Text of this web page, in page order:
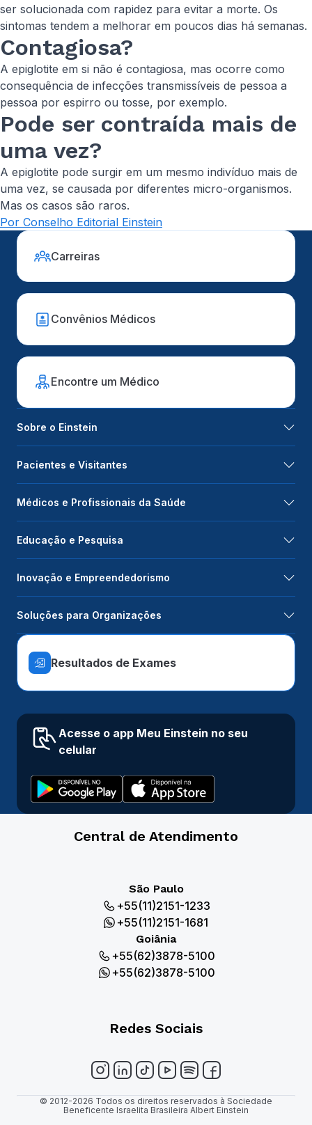
ser solucionada com rapidez para evitar a morte. Os
sintomas tendem a melhorar em poucos dias há semanas.
Contagiosa?
A epiglotite em si não é contagiosa, mas ocorre como
consequência de infecções transmissíveis de pessoa a
pessoa por espirro ou tosse, por exemplo.
Pode ser contraída mais de
uma vez?
A epiglotite pode surgir em um mesmo indivíduo mais de
uma vez, se causada por diferentes micro-organismos.
Mas os casos são raros.
Por Conselho Editorial Einstein
Carreiras
Convênios Médicos
Encontre um Médico
Sobre o Einstein
Pacientes e Visitantes
Médicos e Profissionais da Saúde
Educação e Pesquisa
Inovação e Empreendedorismo
Soluções para Organizações
Resultados de Exames
Acesse o app Meu Einstein no seu
celular
Central de Atendimento
São Paulo
+55(11)2151-1233
+55(11)2151-1681
Goiânia
+55(62)3878-5100
+55(62)3878-5100
Redes Sociais
© 2012-2026 Todos os direitos reservados à Sociedade
Beneficente Israelita Brasileira Albert Einstein